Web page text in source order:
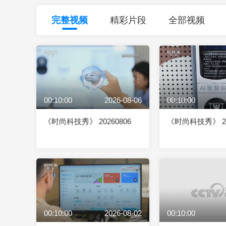
财经 教育 乡村振兴 生态环境 一带一路
CCTV.节目官网 直播 节目单 栏目 片库
完整视频 精彩片段 全部视频
00:10:00 2026-08-06
《时尚科技秀》 20260806
00:10:00
《时尚科技秀》
00:10:00 2026-08-02 00:10:00